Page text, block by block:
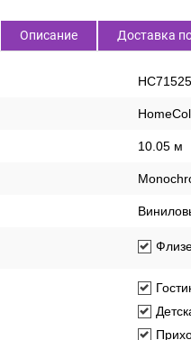
Описание Доставка
10.05 м